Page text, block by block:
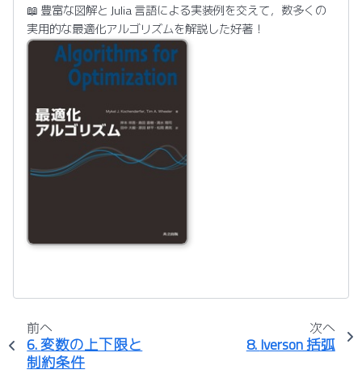
📖 豊富な図解と Julia 言語による実装例を交えて，数多くの
実用的な最適化アルゴリズムを解説した好著！
前へ
6.変数の上下限と
制約条件
次へ
8.Iverson 括弧